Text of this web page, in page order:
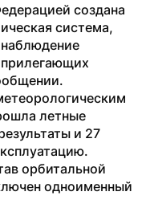
создана
система,
прилегающих
летные
и 27
орбитальной
одноименный